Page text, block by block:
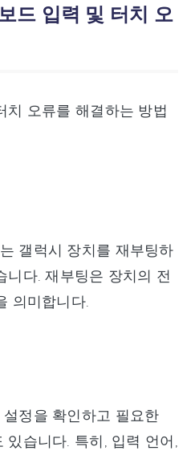
드 입력 및 터치 오
치 오류를 해결하는 방법
갤럭시 장치를 재부팅하
니다. 재부팅은 장치의 전
의미합니다.
정을 확인하고 필요한
습니다. 특히, 입력 언어,